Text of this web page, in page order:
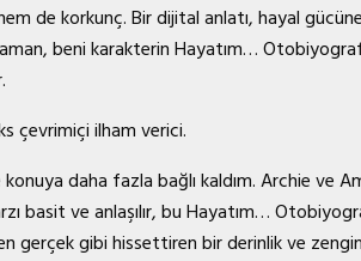
de korkunç. Bir dijital anlatı, hayal
zaman, beni karakterin Hayatım…
çevrimiçi ilham verici.
daha fazla bağlı kaldım. Archie ve
basit ve anlaşılır, bu Hayatım…
gibi hissettiren bir derinlik ve